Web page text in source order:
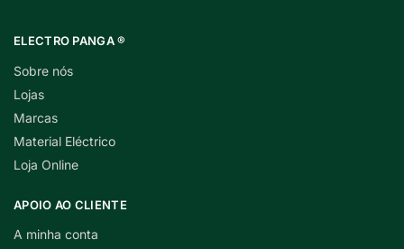
ELECTRO PANGA ®
Sobre nós
Lojas
Marcas
Material Eléctrico
Loja Online
APOIO AO CLIENTE
A minha conta